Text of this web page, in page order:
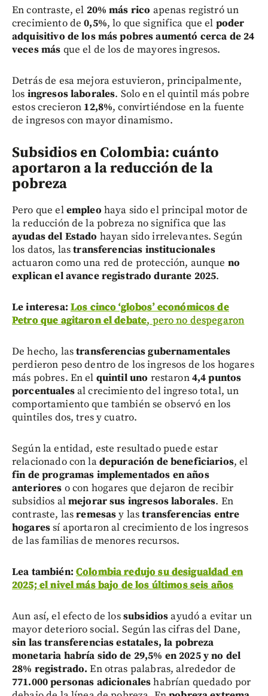
En contraste, el 20% más rico apenas registró un
crecimiento de0,5%, lo que significa que el poder
adquisitivo de los más pobres aumentó cerca de 24
veces más que el de los de mayores ingresos.
Detrás de esa mejora estuvieron, principalmente,
los ingresos laborales. Solo en el quintil más pobre
estos crecieron 12,8%, convirtiéndose en la fuente
de ingresos con mayor dinamismo.
Subsidios en Colombia: cuánto
aportaron a la reducción de la
pobreza
Pero que elempleo haya sido el principal motor de
la reducción de la pobreza no significa que las
ayudas del Estado hayan sido irrelevantes. Según
los datos, lastransferencias institucionales
actuaron como una red de protección, aunque no
explican el avance registrado durante 2025.
Le interesa: Los cinco ‘globos’ económicos de
Petro que agitaron el debate, pero no despegaron
De hecho, lastransferencias gubernamentales
perdieron peso dentro de los ingresos de los hogares
más pobres. En el quintil uno restaron4,4 puntos
porcentualesal crecimiento del ingreso total, un
comportamiento que también se observó en los
quintiles dos, tres y cuatro.
Según la entidad, este resultado puede estar
relacionado con ladepuración de beneficiarios, el
fin de programas implementados en años
anteriores o con hogares que dejaron de recibir
subsidios almejorar sus ingresos laborales. En
contraste, lasremesasy lastransferencias entre
hogaressí aportaron al crecimiento de los ingresos
de las familias de menores recursos.
Lea también: Colombia redujo su desigualdad en
2025; el nivel más bajo de los últimos seis años
Aun así, el efecto de lossubsidiosayudó a evitar un
mayor deterioro social. Según las cifras del Dane,
sin las transferencias estatales, la pobreza
monetaria habría sido de 29,5% en 2025 y no del
28% registrado.En otras palabras, alrededor de
771.000 personas adicionaleshabrían quedado por